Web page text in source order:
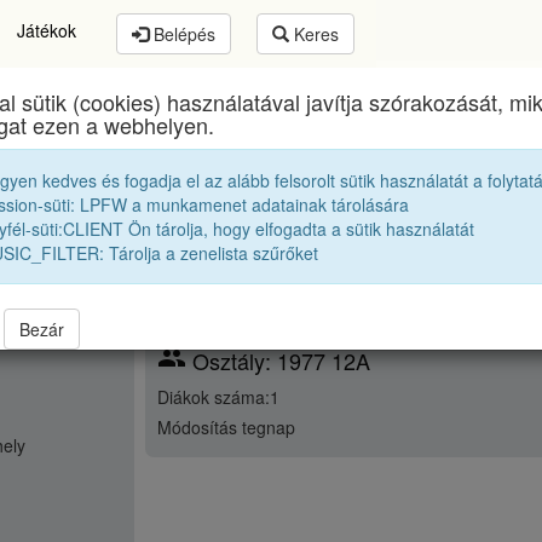
Játékok Belépés Keres
Bolyai Farkas Elméleti Líceumegykori diákjai
groupOsztály: 1977 12A
Diákok száma:1
Módosítás tegnap
sütik (cookies) használatával javítja szórakozását,
ezen a webhelyen.
kedves és fogadja el az alább felsorolt sütik használatát a
süti: LPFW a munkamenet adatainak tárolására
süti:CLIENT Ön tárolja, hogy elfogadta a sütik használatát
Tárolja a zenelista szűrőket
Bezár